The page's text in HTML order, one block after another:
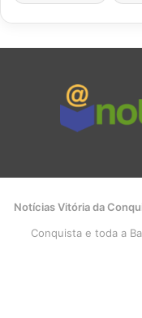
Notícias Vitória da
Conquista e toda a